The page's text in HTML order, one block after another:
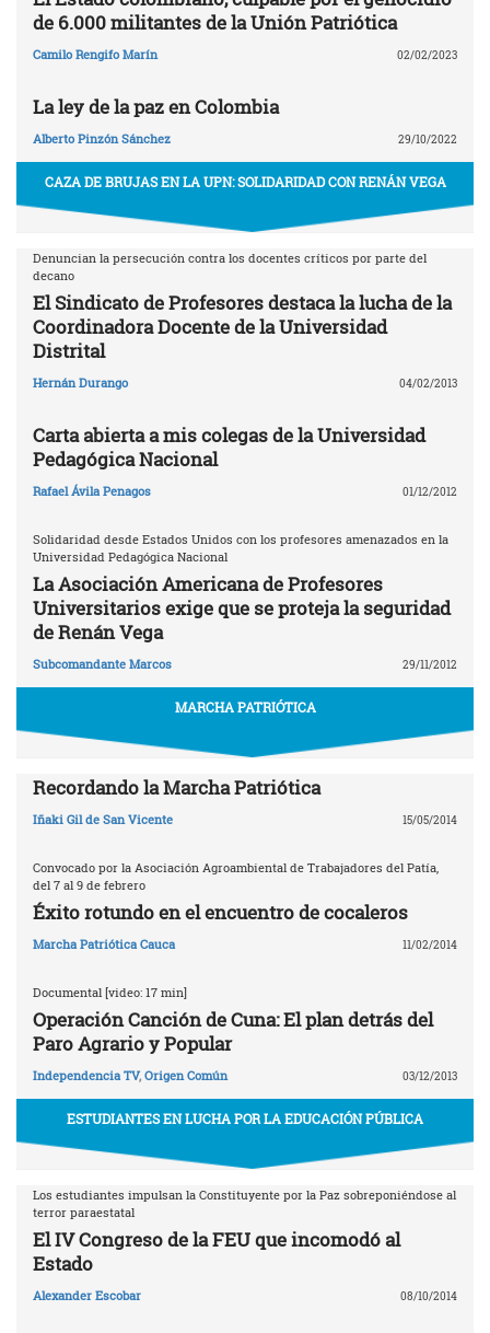
de 6.000 militantes de la Unión Patriótica
Camilo Rengifo Marín 02/02/2023
La ley de la paz en Colombia
Alberto Pinzón Sánchez 29/10/2022
CAZA DE BRUJAS EN LA UPN: SOLIDARIDAD CON RENÁN VEGA
Denuncian la persecución contra los docentes críticos por parte del
decano
El Sindicato de Profesores destaca la lucha de la
Coordinadora Docente de la Universidad
Distrital
Hernán Durango 04/02/2013
Carta abierta a mis colegas de la Universidad
Pedagógica Nacional
Rafael Ávila Penagos 01/12/2012
Solidaridad desde Estados Unidos con los profesores amenazados en la
Universidad Pedagógica Nacional
La Asociación Americana de Profesores
Universitarios exige que se proteja la seguridad
de Renán Vega
Subcomandante Marcos 29/11/2012
MARCHA PATRIÓTICA
Recordando la Marcha Patriótica
Iñaki Gil de San Vicente 15/05/2014
Convocado por la Asociación Agroambiental de Trabajadores del Patía,
del 7 al 9 de febrero
Éxito rotundo en el encuentro de cocaleros
Marcha Patriótica Cauca 11/02/2014
Documental [video: 17 min]
Operación Canción de Cuna: El plan detrás del
Paro Agrario y Popular
Independencia TV, Origen Común 03/12/2013
ESTUDIANTES EN LUCHA POR LA EDUCACIÓN PÚBLICA
Los estudiantes impulsan la Constituyente por la Paz sobreponiéndose al
terror paraestatal
El IV Congreso de la FEU que incomodó al
Estado
Alexander Escobar 08/10/2014